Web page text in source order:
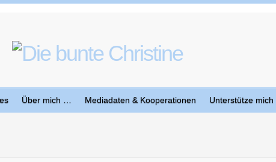
Über mich … Mediadaten & Kooperationen Unterstütze mich